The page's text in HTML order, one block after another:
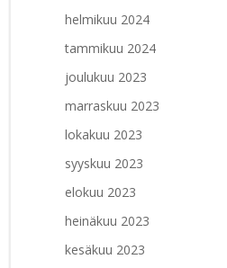
helmikuu 2024
tammikuu 2024
joulukuu 2023
marraskuu 2023
lokakuu 2023
syyskuu 2023
elokuu 2023
heinäkuu 2023
kesäkuu 2023